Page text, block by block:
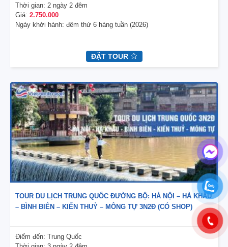
Thời gian: 2 ngày 2 đêm
Giá: 2.750.000
Ngày khởi hành: đêm thứ 6 hàng tuần (2026)
ĐẶT TOUR
TOUR DU LỊCH TRUNG QUỐC ĐƯỜNG BỘ: HÀ NỘI – HÀ KHẨU
– BÌNH BIÊN – KIẾN THUỶ – MÔNG TỰ 3N2Đ (CÓ SHOP)
Điểm đến: Trung Quốc